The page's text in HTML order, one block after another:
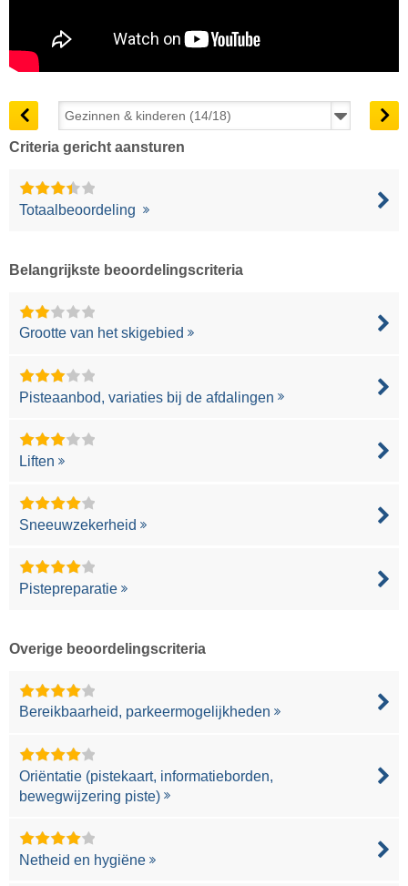
Criteria gericht aansturen
Totaalbeoordeling
Belangrijkste beoordelingscriteria
Grootte van het skigebied
Pisteaanbod, variaties bij de afdalingen
Liften
Sneeuwzekerheid
Pistepreparatie
Overige beoordelingscriteria
Bereikbaarheid, parkeermogelijkheden
Oriëntatie (pistekaart, informatieborden,
bewegwijzering piste)
Netheid en hygiëne